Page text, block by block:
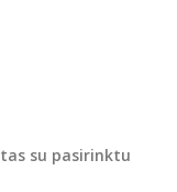
su pasirinktu